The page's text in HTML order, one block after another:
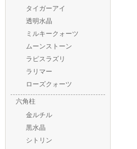
タイガーアイ
透明水晶
ミルキークォーツ
ムーンストーン
ラピスラズリ
ラリマー
ローズクォーツ
六角柱
金ルチル
黒水晶
シトリン